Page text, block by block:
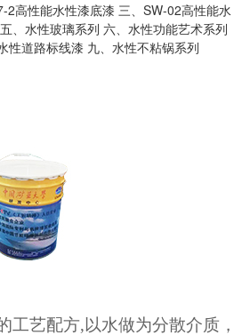
2高性能水性漆底漆 三、SW-02高性能水
五、水性玻璃系列 六、水性功能艺术系列
性道路标线漆 九、水性不粘锅系列
工艺配方,以水做为分散介质，